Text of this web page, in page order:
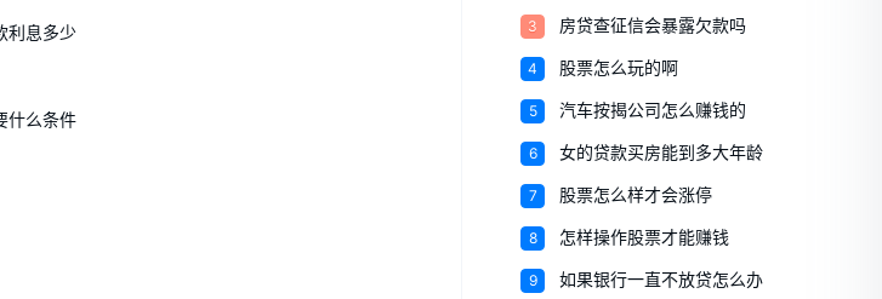
利息多少
什么条件
3 房贷查征信会暴露欠款吗
4 股票怎么玩的啊
5 汽车按揭公司怎么赚钱的
6 女的贷款买房能到多大年龄
7 股票怎么样才会涨停
8 怎样操作股票才能赚钱
9 如果银行一直不放贷怎么办